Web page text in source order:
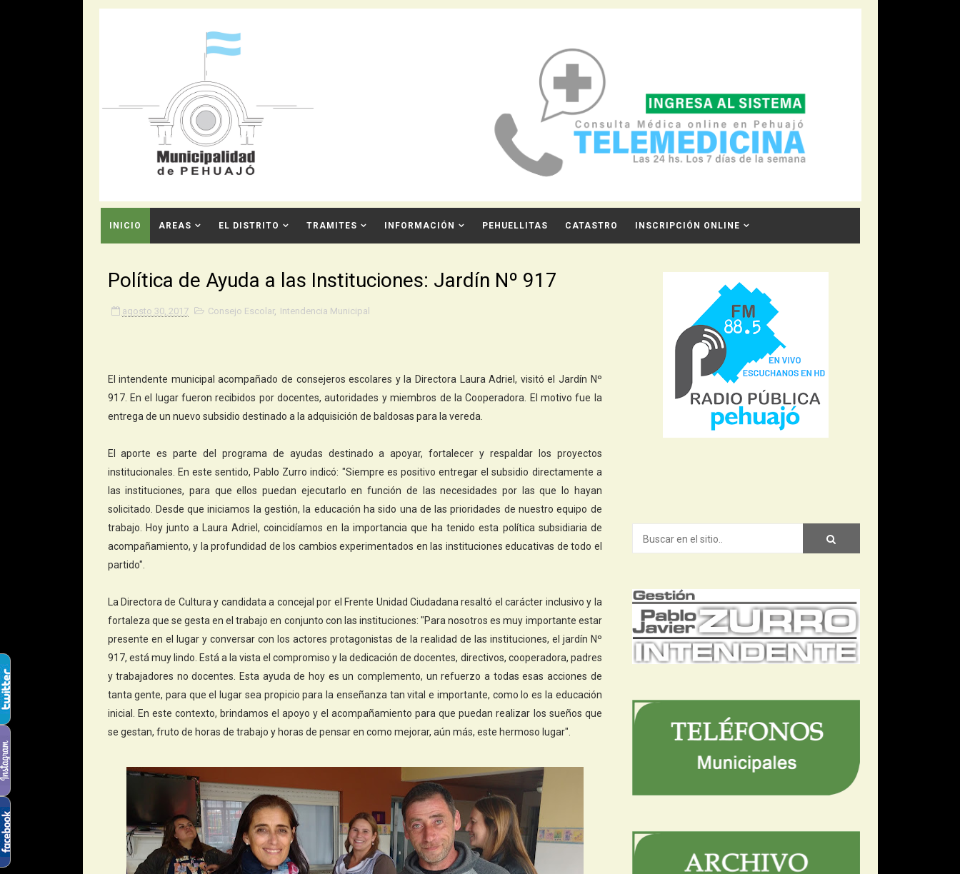
INICIO AREAS EL DISTRITO TRAMITES INFORMACIÓN PEHUELLITAS CATASTRO INSCRIPCIÓN ONLINE
Política de Ayuda a las Instituciones: Jardín Nº 917
agosto 30, 2017 Consejo Escolar, Intendencia Municipal
El intendente municipal acompañado de consejeros escolares y la Directora Laura Adriel, visitó el Jardín Nº
917. En el lugar fueron recibidos por docentes, autoridades y miembros de la Cooperadora. El motivo fue la
entrega de un nuevo subsidio destinado a la adquisición de baldosas para la vereda.
El aporte es parte del programa de ayudas destinado a apoyar, fortalecer y respaldar los proyectos
institucionales. En este sentido, Pablo Zurro indicó: "Siempre es positivo entregar el subsidio directamente a
las instituciones, para que ellos puedan ejecutarlo en función de las necesidades por las que lo hayan
solicitado. Desde que iniciamos la gestión, la educación ha sido una de las prioridades de nuestro equipo de
trabajo. Hoy junto a Laura Adriel, coincidíamos en la importancia que ha tenido esta política subsidiaria de
acompañamiento, y la profundidad de los cambios experimentados en las instituciones educativas de todo el
partido".
La Directora de Cultura y candidata a concejal por el Frente Unidad Ciudadana resaltó el carácter inclusivo y la
fortaleza que se gesta en el trabajo en conjunto con las instituciones: "Para nosotros es muy importante estar
presente en el lugar y conversar con los actores protagonistas de la realidad de las instituciones, el jardín Nº
917, está muy lindo. Está a la vista el compromiso y la dedicación de docentes, directivos, cooperadora, padres
y trabajadores no docentes. Esta ayuda de hoy es un complemento, un refuerzo a todas esas acciones de
tanta gente, para que el lugar sea propicio para la enseñanza tan vital e importante, como lo es la educación
inicial. En este contexto, brindamos el apoyo y el acompañamiento para que puedan realizar los sueños que
se gestan, fruto de horas de trabajo y horas de pensar en como mejorar, aún más, este hermoso lugar".